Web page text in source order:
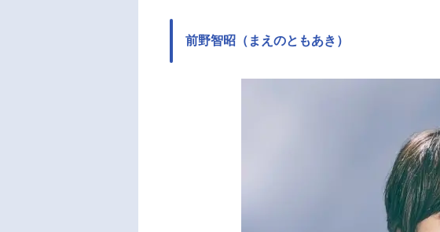
前野智昭（まえのともあき）
高
♪ in